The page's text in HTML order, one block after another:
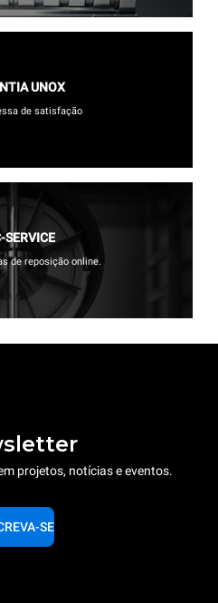
UNOX
de satisfação
SERVICE
de reposição online.
projetos, notícias e eventos.
SE